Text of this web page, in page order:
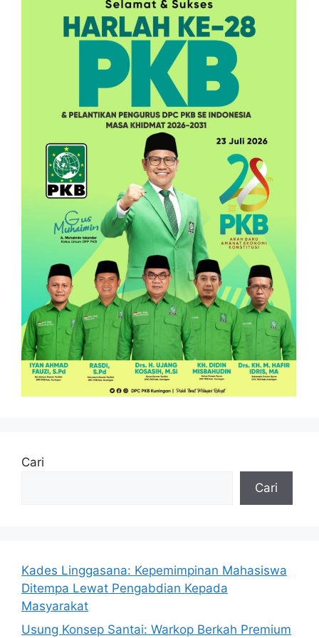
Cari
Cari
Kades Linggasana: Kepemimpinan Mahasiswa
Ditempa Lewat Pengabdian Kepada
Masyarakat
Usung Konsep Santai: Warkop Berkah Premium